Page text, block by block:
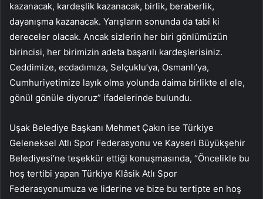
kazanacak, kardeşlik kazanacak, birlik, beraberlik,
dayanışma kazanacak. Yarışların sonunda da tabi ki
dereceler olacak. Ancak sizlerin her biri gönlümüzün
birincisi, her birimizin adeta başarılı kardeşlerisiniz.
Ceddimize, ecdadımıza, Selçuklu’ya, Osmanlı’ya,
Cumhuriyetimize layık olma yolunda daima birlikte el ele,
gönül gönüle diyoruz” ifadelerinde bulundu.
Uşak Belediye Başkanı Mehmet Çakın ise Türkiye
Geleneksel Atlı Spor Federasyonu ve Kayseri Büyükşehir
Belediyesi’ne teşekkür ettiği konuşmasında, “Öncelikle bu
hoş tertibi yapan Türkiye Klâsik Atlı Spor
Federasyonumuza ve liderine ve bize bu tertipte en hoş